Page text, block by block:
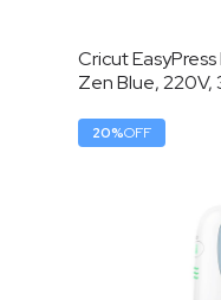
Cricut
Zen Blue, 220V,
20%OFF